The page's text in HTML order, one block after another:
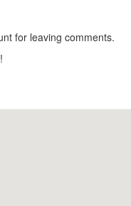
for leaving comments.